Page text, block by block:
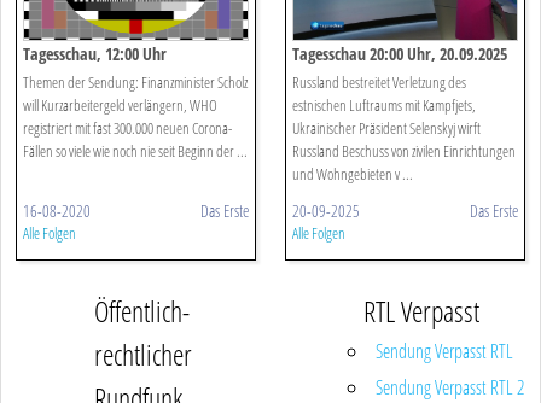
Tagesschau, 12:00 Uhr
Themen der Sendung: Finanzminister Scholz
will Kurzarbeitergeld verlängern, WHO
registriert mit fast 300.000 neuen Corona-
Fällen so viele wie noch nie seit Beginn der ...
16-08-2020 Das Erste
Alle Folgen
Tagesschau 20:00 Uhr, 20.09.2025
Russland bestreitet Verletzung des
estnischen Luftraums mit Kampfjets,
Ukrainischer Präsident Selenskyj wirft
Russland Beschuss von zivilen Einrichtungen
und Wohngebieten v ...
20-09-2025 Das Erste
Alle Folgen
Öffentlich-
rechtlicher
RTL Verpasst
Sendung Verpasst RTL
Sendung Verpasst RTL 2